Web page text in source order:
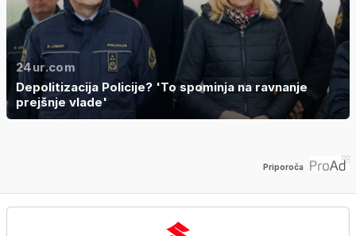
24ur.com
Depolitizacija Policije? 'To spominja na ravnanje
prejšnje vlade'
Priporoča